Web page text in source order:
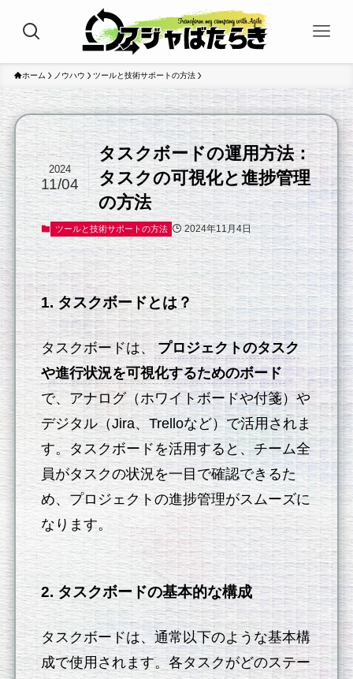
ホーム ノウハウ ツールと技術サポートの方法
タスクボードの運用方法：
タスクの可視化と進捗管理
の方法
2024
11/04
ツールと技術サポートの方法 2024年11月4日
1. タスクボードとは？
タスクボードは、 プロジェクトのタスク
や進行状況を可視化するためのボード
で、アナログ（ホワイトボードや付箋）や
デジタル（Jira、Trelloなど）で活用されま
す。タスクボードを活用すると、チーム全
員がタスクの状況を一目で確認できるた
め、プロジェクトの進捗管理がスムーズに
なります。
2. タスクボードの基本的な構成
タスクボードは、通常以下のような基本構
成で使用されます。各タスクがどのステー